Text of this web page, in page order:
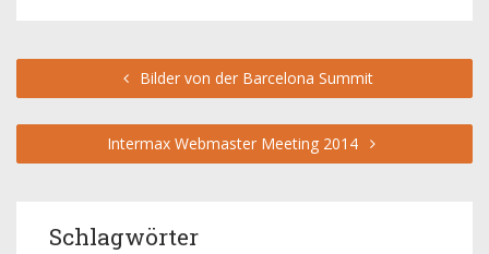
Bilder von der Barcelona Summit
Intermax Webmaster Meeting 2014
Schlagwörter